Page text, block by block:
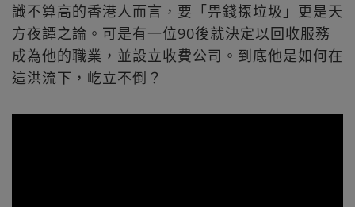
識不算高的香港人而言，要「畀錢揼垃圾」更是天
方夜譚之論。可是有一位90後就決定以回收服務
成為他的職業，並設立收費公司。到底他是如何在
這洪流下，屹立不倒？